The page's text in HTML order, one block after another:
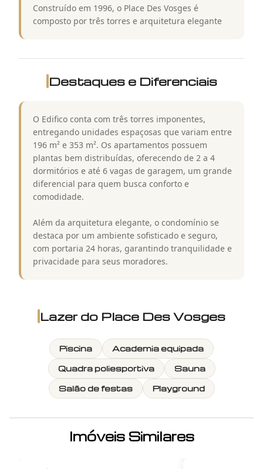
Construído em 1996, o Place Des Vosges é
composto por três torres e arquitetura elegante
Destaques e Diferenciais
O Edifico conta com três torres imponentes,
entregando unidades espaçosas que variam entre
196 m² e 353 m². Os apartamentos possuem
plantas bem distribuídas, oferecendo de 2 a 4
dormitórios e até 6 vagas de garagem, um grande
diferencial para quem busca conforto e
comodidade.
Além da arquitetura elegante, o condomínio se
destaca por um ambiente sofisticado e seguro,
com portaria 24 horas, garantindo tranquilidade e
privacidade para seus moradores.
Lazer do Place Des Vosges
Piscina
Academia equipada
Quadra poliesportiva
Sauna
Salão de festas
Playground
Imóveis Similares